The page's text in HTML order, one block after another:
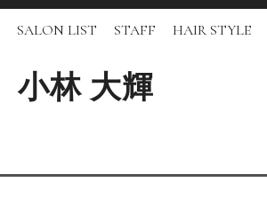
SALON LIST STAFF HAIR STYLE
小林 大輝